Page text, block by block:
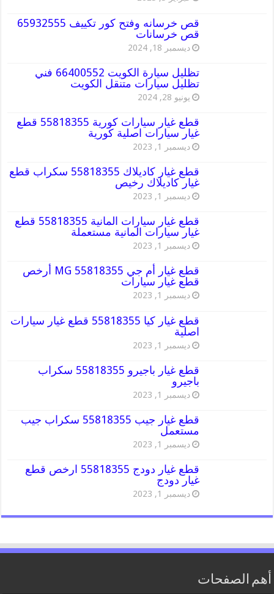
قص خرسانه وفتح كور تكييف 65932555
قص خرسانات
ديسمبر 18, 2024
تظليل سيارة الكويت 66400552 فني
تظليل سيارات متنقل الكويت
يونيو 28, 2024
قطع غيار سيارات كورية 55818355 قطع
غيار سيارات اصلية كورية
ديسمبر 1, 2023
قطع غيار كاديلاك 55818355 سكراب قطع
غيار كاديلاك رخيص
ديسمبر 1, 2023
قطع غيار سيارات المانية 55818355 قطع
غيار سيارات المانية مستعملة
ديسمبر 1, 2023
قطع غيار أم جي MG 55818355 أرخص
قطع غيار سيارات
ديسمبر 1, 2023
قطع غيار كيا 55818355 قطع غيار سيارات
اصلية
ديسمبر 1, 2023
قطع غيار باجيرو 55818355 سكراب
باجيرو
ديسمبر 1, 2023
قطع غيار جيب 55818355 سكراب جيب
مستعمل
ديسمبر 1, 2023
قطع غيار دودج 55818355 ارخص قطع
غيار دودج
ديسمبر 1, 2023
أهم الصفحات